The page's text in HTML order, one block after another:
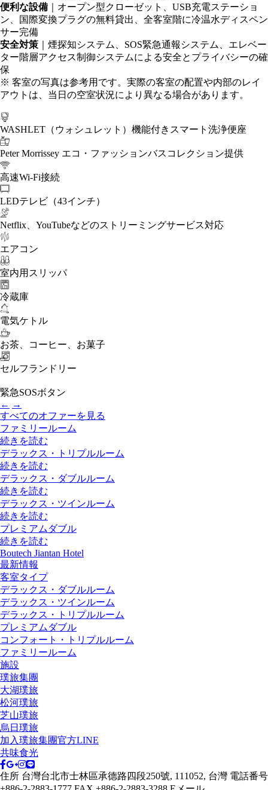
便利な設備 ｜オープン型クローゼット、USB充電ステーショ
ン、国際変換プラグの無料貸出、全客室階に冷温水ディスペン
サー完備
安全対策 ｜煙探知システム、SOS緊急通報システム、エレベー
ター階層アクセス制御システムによる安全とプライバシーの確
保
※ 客室の写真は参考用です。実際の客室の配置や内部のレイ
アウトは、当日の空室状況により異なる場合があります。
WASHLET（ウォシュレット）機能付きスマート洗浄便座
Peter Morrissey エコ・ファッションバスコレクション提供
高速Wi-Fi接続
LEDテレビ（43インチ）
Netflix、YouTubeなどのストリーミングサービス対応
エアコン
室内用スリッパ
冷蔵庫
電気ケトル
お茶、コーヒー、お菓子
セルフランドリー
緊急SOSボタン
← →
すべてのオファーを見る
ファミリールーム
続きを読む
デラックス・トリプルルーム
続きを読む
デラックス・ダブルルーム
続きを読む
デラックス・ツインルーム
続きを読む
プレミアムダブル
続きを読む
Boutech Jiantan Hotel
最新情報
客室タイプ
デラックス・ダブルルーム
デラックス・ツインルーム
デラックス・トリプルルーム
プレミアムダブル
コンフォート・トリプルルーム
ファミリールーム
施設
璞旅集團
大湖璞旅
松河璞旅
芝山璞旅
烏日璞旅
加入璞旅集團官方LINE
共味食光
住所 台灣台北市士林區承德路四段250號, 111052, 台灣 電話番号